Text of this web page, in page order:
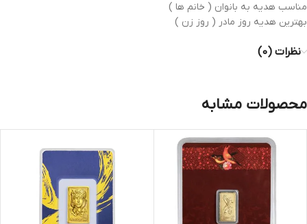
مناسب هدیه به بانوان ( خانم ها )
بهترین هدیه روز مادر ( روز زن )
نظرات (0)
محصولات مشابه